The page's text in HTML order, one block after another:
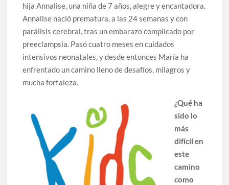
hija Annalise, una niña de 7 años, alegre y encantadora.
Annalise nació prematura, a las 24 semanas y con
parálisis cerebral, tras un embarazo complicado por
preeclampsia. Pasó cuatro meses en cuidados
intensivos neonatales, y desde entonces María ha
enfrentado un camino lleno de desafíos, milagros y
mucha fortaleza.
¿Qué ha
sido lo
más
difícil en
este
camino
como